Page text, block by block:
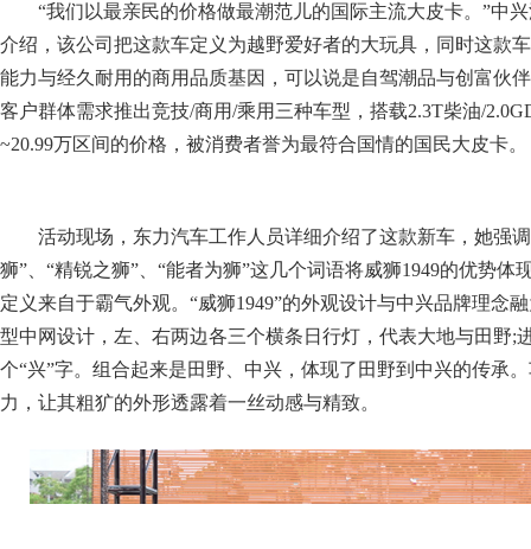
“我们以最亲民的价格做最潮范儿的国际主流大皮卡。”中
介绍，该公司把这款车定义为越野爱好者的大玩具，同时这款
能力与经久耐用的商用品质基因，可以说是自驾潮品与创富伙
客户群体需求推出竞技/商用/乘用三种车型，搭载2.3T柴油/
~20.99万区间的价格，被消费者誉为最符合国情的国民大皮卡。
活动现场，东力汽车工作人员详细介绍了这款新车，她强
狮”、“精锐之狮”、“能者为狮”这几个词语将威狮1949的优势体
定义来自于霸气外观。“威狮1949”的外观设计与中兴品牌理念
型中网设计，左、右两边各三个横条日行灯，代表大地与田野;
个“兴”字。组合起来是田野、中兴，体现了田野到中兴的传承
力，让其粗犷的外形透露着一丝动感与精致。